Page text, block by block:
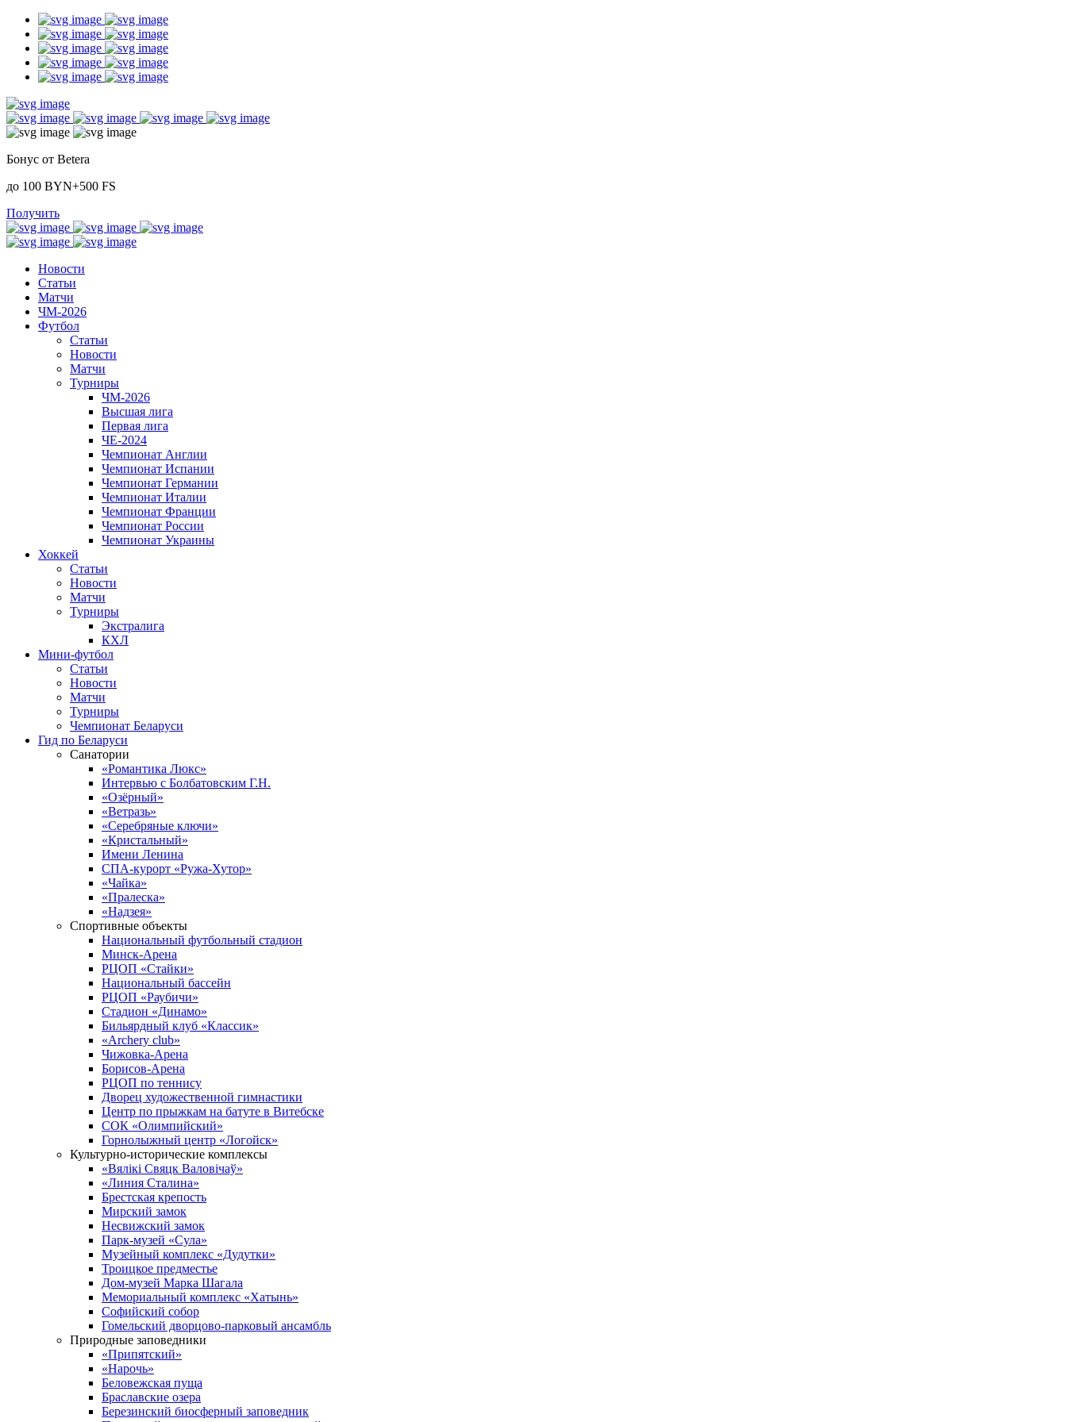
Бонус от Betera
до 100 BYN+500 FS
Получить
Новости
Статьи
Матчи
ЧМ-2026
Футбол
Статьи
Новости
Матчи
Турниры
ЧМ-2026
Высшая лига
Первая лига
ЧЕ-2024
Чемпионат Англии
Чемпионат Испании
Чемпионат Германии
Чемпионат Италии
Чемпионат Франции
Чемпионат России
Чемпионат Украины
Хоккей
Статьи
Новости
Матчи
Турниры
Экстралига
КХЛ
Мини-футбол
Статьи
Новости
Матчи
Турниры
Чемпионат Беларуси
Гид по Беларуси
Санатории
«Романтика Люкс»
Интервью с Болбатовским Г.Н.
«Озёрный»
«Ветразь»
«Серебряные ключи»
«Кристальный»
Имени Ленина
СПА-курорт «Ружа-Хутор»
«Чайка»
«Пралеска»
«Надзея»
Спортивные объекты
Национальный футбольный стадион
Минск-Арена
РЦОП «Стайки»
Национальный бассейн
РЦОП «Раубичи»
Стадион «Динамо»
Бильярдный клуб «Классик»
«Archery club»
Чижовка-Арена
Борисов-Арена
РЦОП по теннису
Дворец художественной гимнастики
Центр по прыжкам на батуте в Витебске
СОК «Олимпийский»
Горнолыжный центр «Логойск»
Культурно-исторические комплексы
«Вялікі Свяцк Валовічаў»
«Линия Сталина»
Брестская крепость
Мирский замок
Несвижский замок
Парк-музей «Сула»
Музейный комплекс «Дудутки»
Троицкое предместье
Дом-музей Марка Шагала
Мемориальный комплекс «Хатынь»
Софийский собор
Гомельский дворцово-парковый ансамбль
Природные заповедники
«Припятский»
«Нарочь»
Беловежская пуща
Браславские озера
Березинский биосферный заповедник